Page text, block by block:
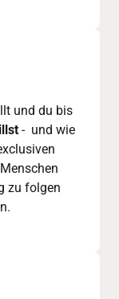
und du bis
-  und wie
zu folgen